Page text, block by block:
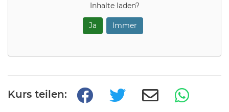
Inhalte laden?
Ja Immer
Kurs teilen: